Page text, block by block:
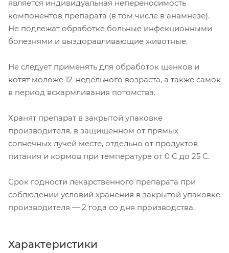
является индивидуальная непереносимость
компонентов препарата (в том числе в анамнезе).
Не подлежат обработке больные инфекционными
болезнями и выздоравливающие животные.
Не следует применять для обработок щенков и
котят моложе 12-недельного возраста, а также самок
в период вскармливания потомства.
Хранят препарат в закрытой упаковке
производителя, в защищенном от прямых
солнечных лучей месте, отдельно от продуктов
питания и кормов при температуре от 0 С до 25 С.
Срок годности лекарственного препарата при
соблюдении условий хранения в закрытой упаковке
производителя — 2 года со дня производства.
Характеристики